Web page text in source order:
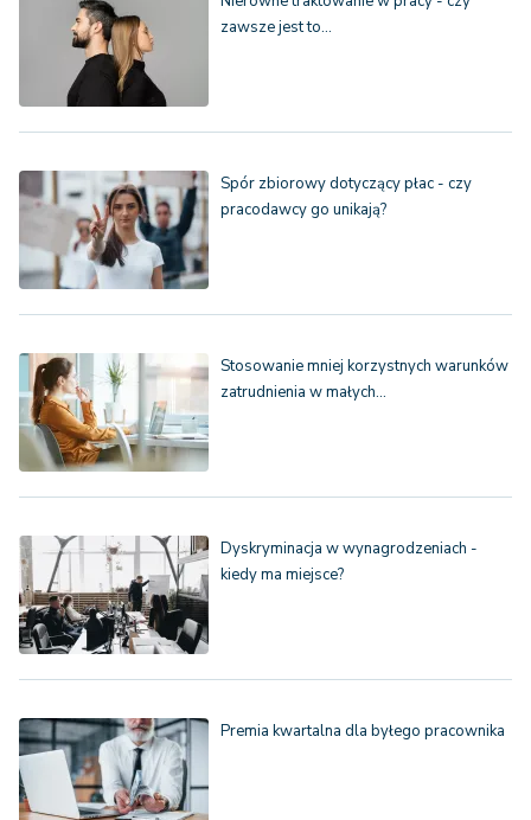
zawsze jest to…
Spór zbiorowy dotyczący płac - czy
pracodawcy go unikają?
Stosowanie mniej korzystnych warunków
zatrudnienia w małych…
Dyskryminacja w wynagrodzeniach -
kiedy ma miejsce?
Premia kwartalna dla byłego pracownika